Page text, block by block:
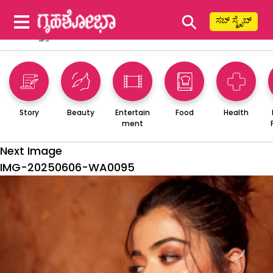
⚲ ಸಬ್ ಸ್ಕ್ರೈಬ್
Story Beauty
Entertain
ment
Food Health
Next Image
IMG-20250606-WA0095